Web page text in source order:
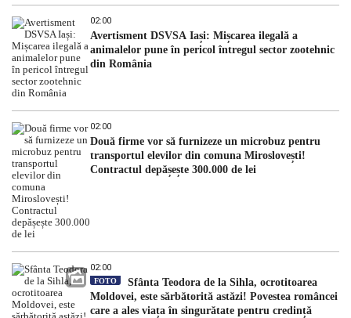
02:00
Avertisment DSVSA Iași: Mișcarea ilegală a
animalelor pune în pericol întregul sector zootehnic
din România
02:00
Două firme vor să furnizeze un microbuz pentru
transportul elevilor din comuna Miroslovești!
Contractul depășește 300.000 de lei
02:00
FOTO
Sfânta Teodora de la Sihla, ocrotitoarea
Moldovei, este sărbătorită astăzi! Povestea româncei
care a ales viața în singurătate pentru credință